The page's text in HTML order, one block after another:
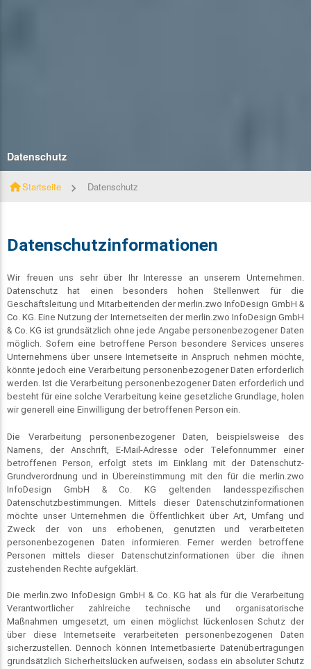
Datenschutz
homeStartseite Datenschutz
Datenschutzinformationen
Wir freuen uns sehr über Ihr Interesse an unserem Unternehmen.
Datenschutz hat einen besonders hohen Stellenwert für die
Geschäftsleitung und Mitarbeitenden der merlin.zwo InfoDesign GmbH &
Co. KG. Eine Nutzung der Internetseiten der merlin.zwo InfoDesign GmbH
& Co. KG ist grundsätzlich ohne jede Angabe personenbezogener Daten
möglich. Sofern eine betroffene Person besondere Services unseres
Unternehmens über unsere Internetseite in Anspruch nehmen möchte,
könnte jedoch eine Verarbeitung personenbezogener Daten erforderlich
werden. Ist die Verarbeitung personenbezogener Daten erforderlich und
besteht für eine solche Verarbeitung keine gesetzliche Grundlage, holen
wir generell eine Einwilligung der betroffenen Person ein.
Die Verarbeitung personenbezogener Daten, beispielsweise des
Namens, der Anschrift, E-Mail-Adresse oder Telefonnummer einer
betroffenen Person, erfolgt stets im Einklang mit der Datenschutz-
Grundverordnung und in Übereinstimmung mit den für die merlin.zwo
InfoDesign GmbH & Co. KG geltenden landesspezifischen
Datenschutzbestimmungen. Mittels dieser Datenschutzinformationen
möchte unser Unternehmen die Öffentlichkeit über Art, Umfang und
Zweck der von uns erhobenen, genutzten und verarbeiteten
personenbezogenen Daten informieren. Ferner werden betroffene
Personen mittels dieser Datenschutzinformationen über die ihnen
zustehenden Rechte aufgeklärt.
Die merlin.zwo InfoDesign GmbH & Co. KG hat als für die Verarbeitung
Verantwortlicher zahlreiche technische und organisatorische
Maßnahmen umgesetzt, um einen möglichst lückenlosen Schutz der
über diese Internetseite verarbeiteten personenbezogenen Daten
sicherzustellen. Dennoch können Internetbasierte Datenübertragungen
grundsätzlich Sicherheitslücken aufweisen, sodass ein absoluter Schutz